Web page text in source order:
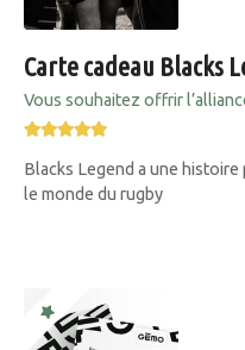
Carte cadeau Blacks
Vous souhaitez offrir
Blacks Legend a une
le monde du rugby